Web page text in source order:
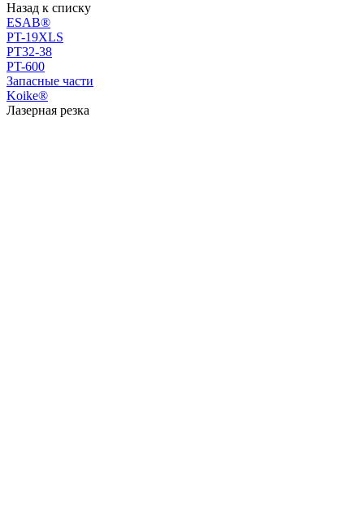
Назад к списку
ESAB®
PT-19XLS
PT32-38
PT-600
Запасные части
Koike®
Лазерная резка